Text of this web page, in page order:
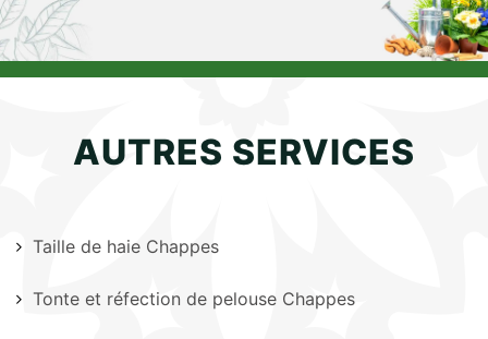
AUTRES SERVICES
Taille de haie Chappes
Tonte et réfection de pelouse Chappes